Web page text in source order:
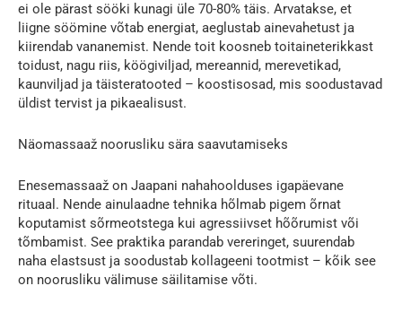
ei ole pärast sööki kunagi üle 70-80% täis. Arvatakse, et
liigne söömine võtab energiat, aeglustab ainevahetust ja
kiirendab vananemist. Nende toit koosneb toitaineterikkast
toidust, nagu riis, köögiviljad, mereannid, merevetikad,
kaunviljad ja täisteratooted – koostisosad, mis soodustavad
üldist tervist ja pikaealisust.
Näomassaaž noorusliku sära saavutamiseks
Enesemassaaž on Jaapani nahahoolduses igapäevane
rituaal. Nende ainulaadne tehnika hõlmab pigem õrnat
koputamist sõrmeotstega kui agressiivset hõõrumist või
tõmbamist. See praktika parandab vereringet, suurendab
naha elastsust ja soodustab kollageeni tootmist – kõik see
on noorusliku välimuse säilitamise võti.